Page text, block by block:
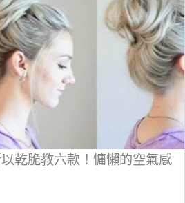
乾脆教六款！慵懶的空氣感